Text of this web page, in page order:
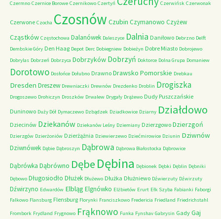
Czermno Czernice Borowe Czernikowo Czertyń Czerwińsk Czerwonak
Czerwone Czocha Czosnów Czubin Czymanowo Czyżew
Cząstków Częstochowa Dalanówek Daleszyce Dalnia Daniłowo Debrzno Delft
Dembskie Góry Den Haag Depot Derc Dobiegniew Dobieżyn Dobre Miasto Dobrojewo
Dobrylas Dobrzeń Dobrzyca Dobrzyków Dobrzyń Doktorce Dolna Grupa Domaniew
Dorotowo Dosłońce Dołubno Drawno Drawsko Pomorskie Drebkau
Dresden Dreszew Drewniaczki Drewnów Drezdenko Droblin Drogiszka
Drogoszewo Drohiczyn Droszków Drwalew Drygały Drążewo Dudy Puszczańskie
Duninowo Duży Dół Dymaczewo Dzbądzek Dziadkowice Dziarny Działdowo
Dziecinów Dziekanów Dziekanów Leśny Dziemiany Dzierzgowo Dzierzgoń
Dzierzgów Dzierżoniów Dzierżążnia Dziewierzewo Dziećmirowice Dziunin Dziwnów
Dziwnówek Dąbie Dąbroszyn Dąbrowa Dąbrowa Białostocka Dąbrowice
Dąbrówka Dąbrówno Dębe Dębina Dębionek Dębki Dęblin Dębniki
Dębowo Długosiodło Dłużek Dłużewo Dłużka Dłużniewo Dźwierzuty Dźwirzuty
Dźwirzyno Edwardów Elbląg Elgnówko Elżbietów Erurt Ełk Szyba Fabianki Faborgi
Falkowo Flansburg Flensburg Florynki Franciszkowo Fredericia Friedland Friedrichstahl
Frombork Frydland Frygnowo Frąknowo Funka Fynshav Gabrysin Gady Gaj